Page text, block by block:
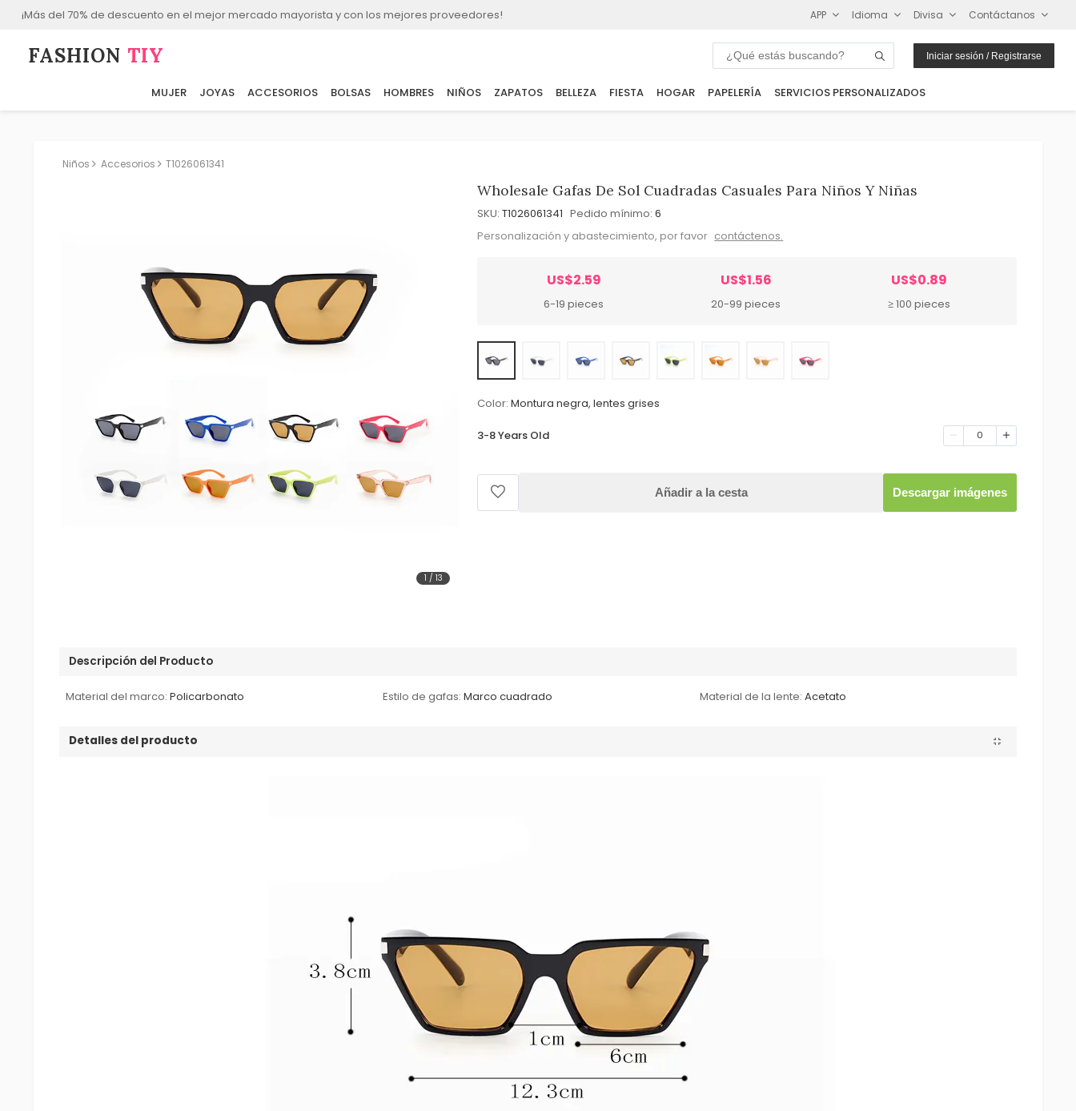
¡Más del 70% de descuento en el mejor mercado mayorista y con los mejores proveedores! APP Idioma Divisa Contáctanos
FASHION⁠ TIY Iniciar sesión / Registrarse
MUJER JOYAS ACCESORIOS BOLSAS HOMBRES NIÑOS ZAPATOS BELLEZA FIESTA HOGAR PAPELERÍA SERVICIOS PERSONALIZADOS
Niños Accesorios T1026061341
1 / 13
Wholesale Gafas De Sol Cuadradas Casuales Para Niños Y Niñas
SKU: T1026061341 Pedido mínimo: 6
Personalización y abastecimiento, por favor contáctenos.
US$2.59
6-19 pieces
US$1.56
20-99 pieces
US$0.89
≥ 100 pieces
Color: Montura negra, lentes grises
3-8 Years Old 0
Añadir a la cesta Descargar imágenes
Descripción del Producto
Material del marco: Policarbonato Estilo de gafas: Marco cuadrado Material de la lente: Acetato
Detalles del producto